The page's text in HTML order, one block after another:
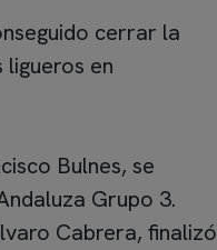
cerrar la
en
Bulnes, se
Grupo 3.
Cabrera, finalizó